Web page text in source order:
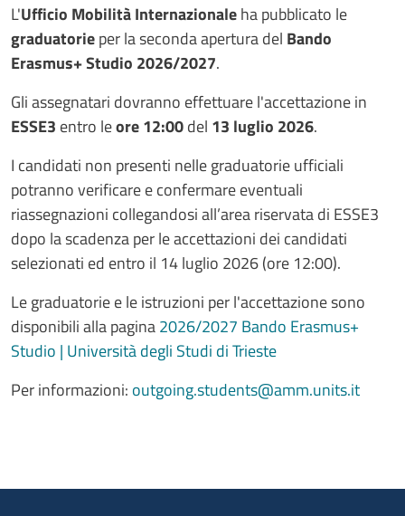
Testo avviso
L'Ufficio Mobilità Internazionaleha pubblicato le
graduatorieper la seconda apertura del Bando
Erasmus+ Studio 2026/2027.
Gli assegnatari dovranno effettuare l'accettazione in
ESSE3 entro leore 12:00del 13 luglio 2026.
I candidati non presenti nelle graduatorie ufficiali
potranno verificare e confermare eventuali
riassegnazioni collegandosi all’area riservata di ESSE3
dopo la scadenza per le accettazioni dei candidati
selezionati ed entro il 14 luglio 2026 (ore 12:00).
Le graduatorie e le istruzioni per l'accettazione sono
disponibili alla pagina2026/2027 Bando Erasmus+
Studio | Università degli Studi di Trieste
Per informazioni: outgoing.students@amm.units.it